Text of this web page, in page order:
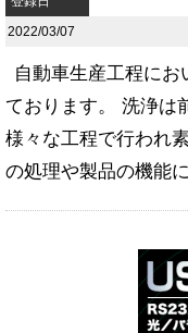
2022/03/07
自動車生産工程に
ております。 洗浄は
様々な工程で行われ
の処理や製品の機能